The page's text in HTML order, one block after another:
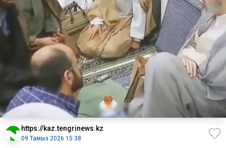
https://kaz.tengrinews.kz
09 Тамыз 2026 15:38